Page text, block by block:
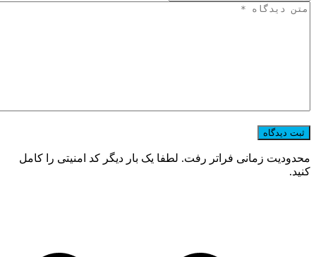
محدودیت زمانی فراتر رفت. لطفا یک بار دیگر کد امنیتی را کامل
کنید.